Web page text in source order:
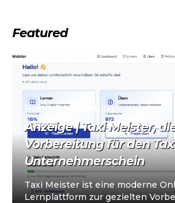
Featured
Politik & Verwaltung
Anzeige | Taxi Meister,
Vorbereitung für den
Unternehmerschein
Taxi Meister ist eine moderne
Lernplattform zur gezielten